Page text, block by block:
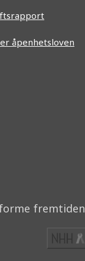
åpenhetsloven
fremtiden